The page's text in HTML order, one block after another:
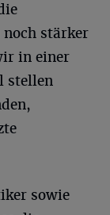
stärker
in einer
stellen
sowie